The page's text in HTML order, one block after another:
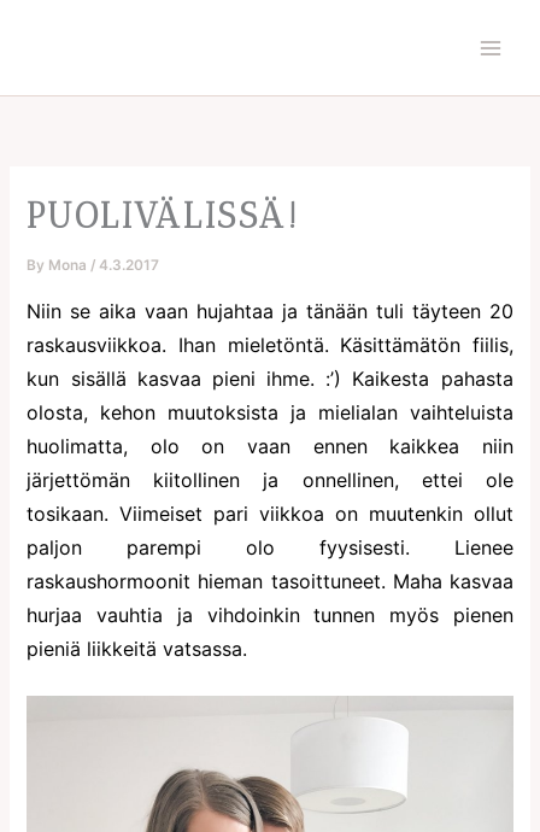
PUOLIVÄLISSÄ!
By Mona /4.3.2017
Niin se aika vaan hujahtaa ja tänään tuli täyteen 20
raskausviikkoa. Ihan mieletöntä. Käsittämätön fiilis,
kun sisällä kasvaa pieni ihme. :’) Kaikesta pahasta
olosta, kehon muutoksista ja mielialan vaihteluista
huolimatta, olo on vaan ennen kaikkea niin
järjettömän kiitollinen ja onnellinen, ettei ole
tosikaan. Viimeiset pari viikkoa on muutenkin ollut
paljon parempi olo fyysisesti. Lienee
raskaushormoonit hieman tasoittuneet. Maha kasvaa
hurjaa vauhtia ja vihdoinkin tunnen myös pienen
pieniä liikkeitä vatsassa.